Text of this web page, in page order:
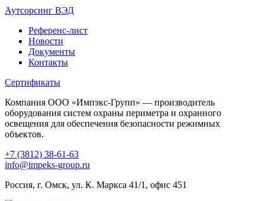
Аутсорсинг ВЭД
Референс-лист
Новости
Документы
Контакты
Сертификаты
Компания ООО «Импэкс-Групп» — производитель
оборудования систем охраны периметра и охранного
освещения для обеспечения безопасности режимных
объектов.
+7 (3812) 38-61-63
info@impeks-group.ru
Россия, г. Омск, ул. К. Маркса 41/1, офис 451